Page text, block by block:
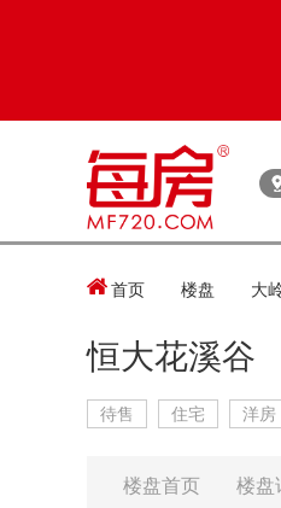
首页 楼盘 大
恒大花溪谷
待售 住宅 洋房
楼盘首页 楼盘